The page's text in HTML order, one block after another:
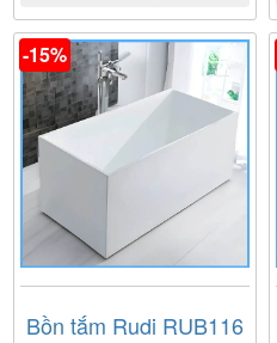
-15%
Bồn tắm Rudi RUB116